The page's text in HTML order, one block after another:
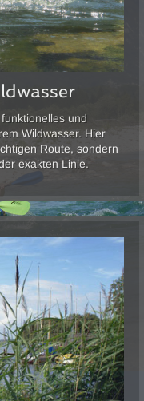
und
Wildwasser. Hier
Route, sondern
exakten Linie.